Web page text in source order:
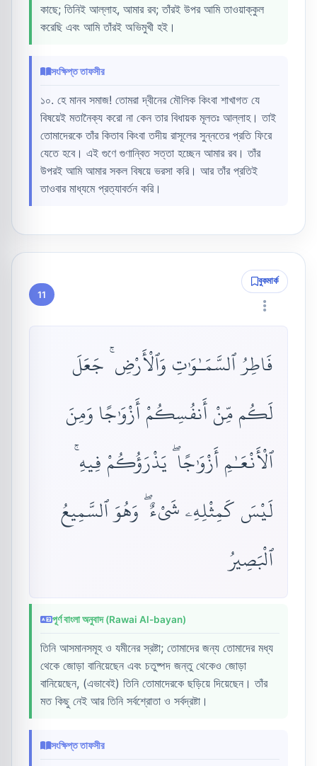
কাছে; তিনিই আল্লাহ, আমার রব; তাঁরই উপর আমি তাওয়াক্কুল
করেছি এবং আমি তাঁরই অভিমুখী হই।
সংক্ষিপ্ত তাফসীর
১০. হে মানব সমাজ! তোমরা দ্বীনের মৌলিক কিংবা শাখাগত যে
বিষয়েই মতানৈক্য করো না কেন তার বিধায়ক মূলতঃ আল্লাহ। তাই
তোমাদেরকে তাঁর কিতাব কিংবা তদীয় রাসূলের সুন্নতের প্রতি ফিরে
যেতে হবে। এই গুণে গুণান্বিত সত্তা হচ্ছেন আমার রব। তাঁর
উপরই আমি আমার সকল বিষয়ে ভরসা করি। আর তাঁর প্রতিই
তাওবার মাধ্যমে প্রত্যাবর্তন করি।
11
বুকমার্ক
فَاطِرُ ٱلسَّمَـٰوَٰتِ وَٱلْأَرْضِ ۚ جَعَلَ
لَكُم مِّنْ أَنفُسِكُمْ أَزْوَٰجًا وَمِنَ
ٱلْأَنْعَـٰمِ أَزْوَٰجًا ۖ يَذْرَؤُكُمْ فِيهِ ۚ
لَيْسَ كَمِثْلِهِۦ شَىْءٌ ۖ وَهُوَ ٱلسَّمِيعُ
ٱلْبَصِيرُ
পূর্ণ বাংলা অনুবাদ (Rawai Al-bayan)
তিনি আসমানসমূহ ও যমীনের স্রষ্টা; তোমাদের জন্য তোমাদের মধ্য
থেকে জোড়া বানিয়েছেন এবং চতুষ্পদ জন্তু থেকেও জোড়া
বানিয়েছেন, (এভাবেই) তিনি তোমাদেরকে ছড়িয়ে দিয়েছেন। তাঁর
মত কিছু নেই আর তিনি সর্বশ্রোতা ও সর্বদ্রষ্টা।
সংক্ষিপ্ত তাফসীর